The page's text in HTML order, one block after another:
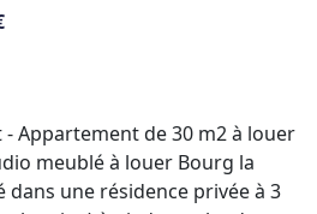
Appartement de 30 m2 à louer
meublé à louer Bourg la
dans une résidence privée à 3